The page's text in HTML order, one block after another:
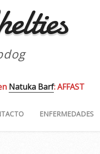
Natuka Barf: AFFAST
ENFERMEDADES